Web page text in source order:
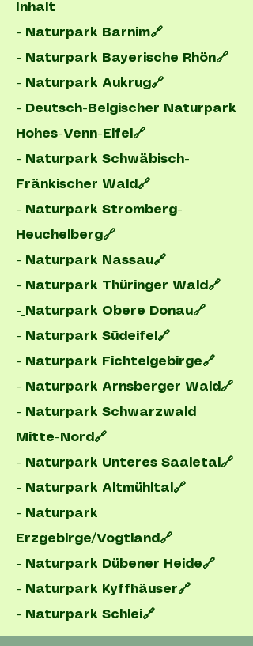
Inhalt
- Naturpark Barnim🔗
- Naturpark Bayerische Rhön🔗
- Naturpark Aukrug🔗
- Deutsch-Belgischer Naturpark
Hohes-Venn-Eifel🔗
- Naturpark Schwäbisch-
Fränkischer Wald🔗
- Naturpark Stromberg-
Heuchelberg🔗
- Naturpark Nassau🔗
- Naturpark Thüringer Wald🔗
- Naturpark Obere Donau🔗
- Naturpark Südeifel🔗
- Naturpark Fichtelgebirge🔗
- Naturpark Arnsberger Wald🔗
- Naturpark Schwarzwald
Mitte-Nord🔗
- Naturpark Unteres Saaletal🔗
- Naturpark Altmühltal🔗
- Naturpark
Erzgebirge/Vogtland🔗
- Naturpark Dübener Heide🔗
- Naturpark Kyffhäuser🔗
- Naturpark Schlei🔗